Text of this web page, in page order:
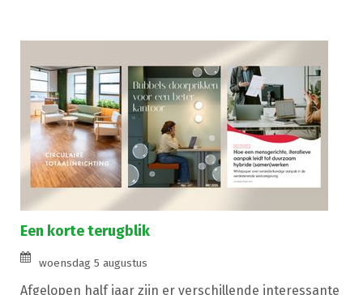
Een korte terugblik
woensdag 5 augustus
Afgelopen half jaar zijn er verschillende interessante